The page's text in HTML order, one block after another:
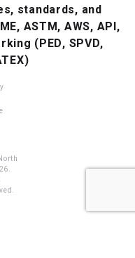
standards, and
ASTM, AWS, API,
(PED, SPVD,